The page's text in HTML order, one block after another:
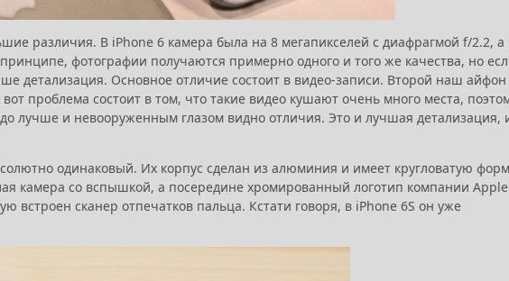
различия. В iPhone 6 камера была на 8 мегапикселей с диафрагмой f/2.2, а
фотографии получаются примерно одного и того же качества, но
детализация. Основное отличие состоит в видео-записи. Второй наш айфон
проблема состоит в том, что такие видео кушают очень много места,
лучше и невооруженным глазом видно отличия. Это и лучшая детализация,
одинаковый. Их корпус сделан из алюминия и имеет кругловатую
камера со вспышкой, а посередине хромированный логотип компании
встроен сканер отпечатков пальца. Кстати говоря, в iPhone 6S он уже